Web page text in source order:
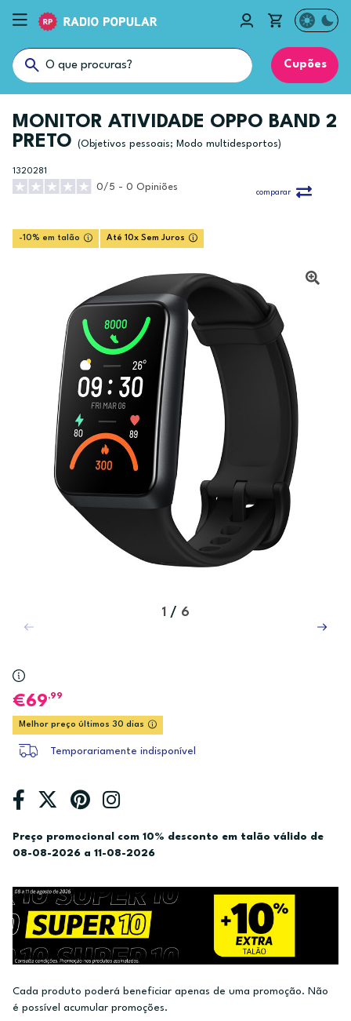
Cupões
MONITOR ATIVIDADE OPPO BAND 2
PRETO
(Objetivos pessoais; Modo multidesportos)
1320281
0/5 - 0 Opiniões
comparar
-10% em talão Até 10x Sem Juros
1 / 6
69,99
Melhor preço últimos 30 dias
Temporariamente indisponível
Preço promocional com 10% desconto em talão válido de
08-08-2026 a 11-08-2026
Cada produto poderá beneficiar apenas de uma promoção. Não
é possível acumular promoções.